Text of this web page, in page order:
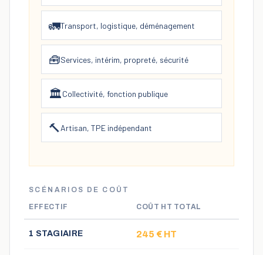
🚛Transport, logistique, déménagement
🧰Services, intérim, propreté, sécurité
🏛️Collectivité, fonction publique
🔨Artisan, TPE indépendant
SCÉNARIOS DE COÛT
EFFECTIF COÛT HT TOTAL
1 STAGIAIRE 245 € HT